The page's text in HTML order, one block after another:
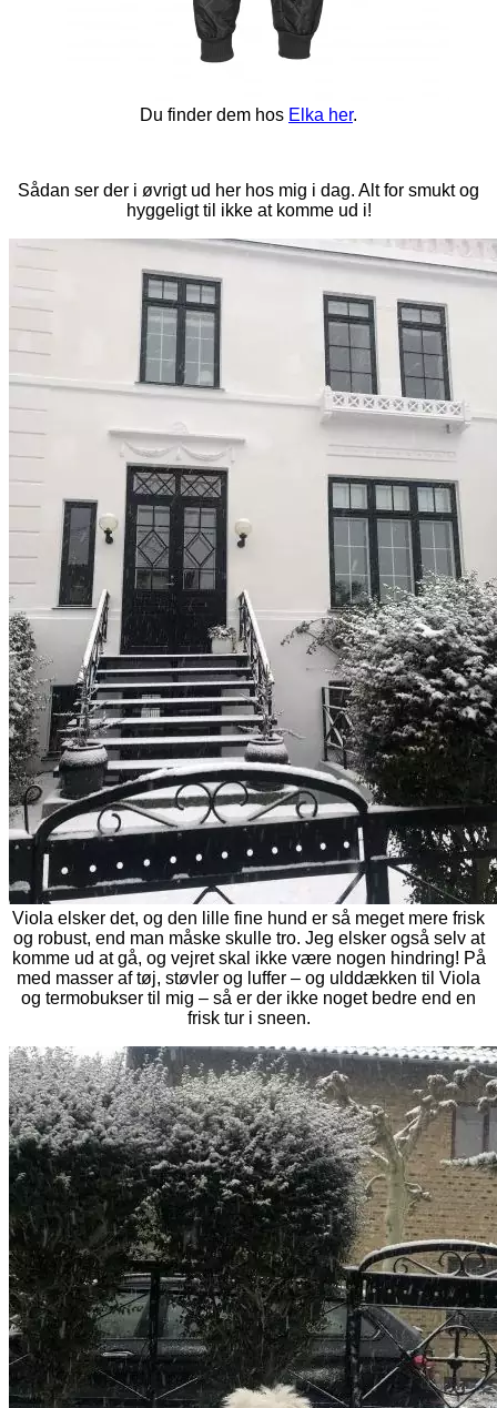
Du finder dem hos Elka her.
Sådan ser der i øvrigt ud her hos mig i dag. Alt for smukt og
hyggeligt til ikke at komme ud i!
Viola elsker det, og den lille fine hund er så meget mere frisk
og robust, end man måske skulle tro. Jeg elsker også selv at
komme ud at gå, og vejret skal ikke være nogen hindring! På
med masser af tøj, støvler og luffer – og ulddækken til Viola
og termobukser til mig – så er der ikke noget bedre end en
frisk tur i sneen.